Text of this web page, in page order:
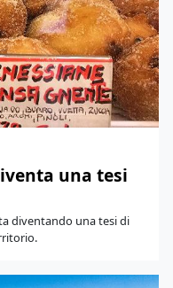
una tesi
diventando una tesi di